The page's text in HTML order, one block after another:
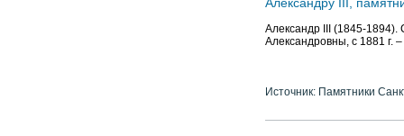
Александр III (1845-
Александровны, с 1881 г.
Источник: Памятники